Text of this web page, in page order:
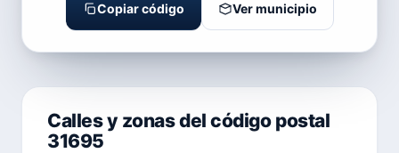
Copiar código Ver municipio
Calles y zonas del código postal
31695